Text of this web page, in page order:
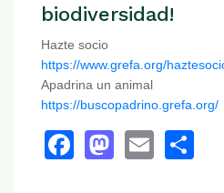
biodiversidad!
Hazte socio
https://www.grefa.org/
Apadrina un animal
https://buscopadrino.grefa.org/
Facebook
Email